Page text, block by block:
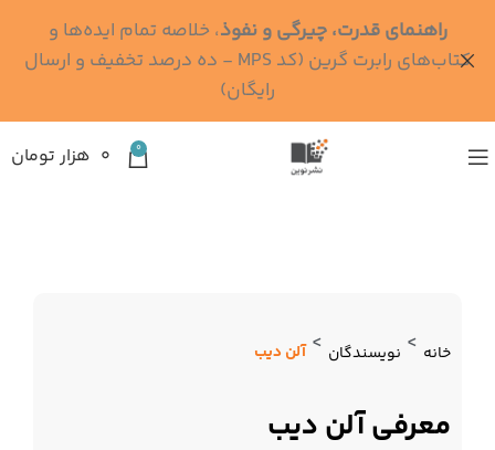
0 ۰ هزار تومان
خانه > نویسندگان > آلن دیب
معرفی آلن دیب
راهنمای قدرت، چیرگی و نفوذ، خلاصه تمام ایده‌ها و
کتاب‌های رابرت گرین (کد MPS - ده درصد تخفیف و ارسال
رایگان)